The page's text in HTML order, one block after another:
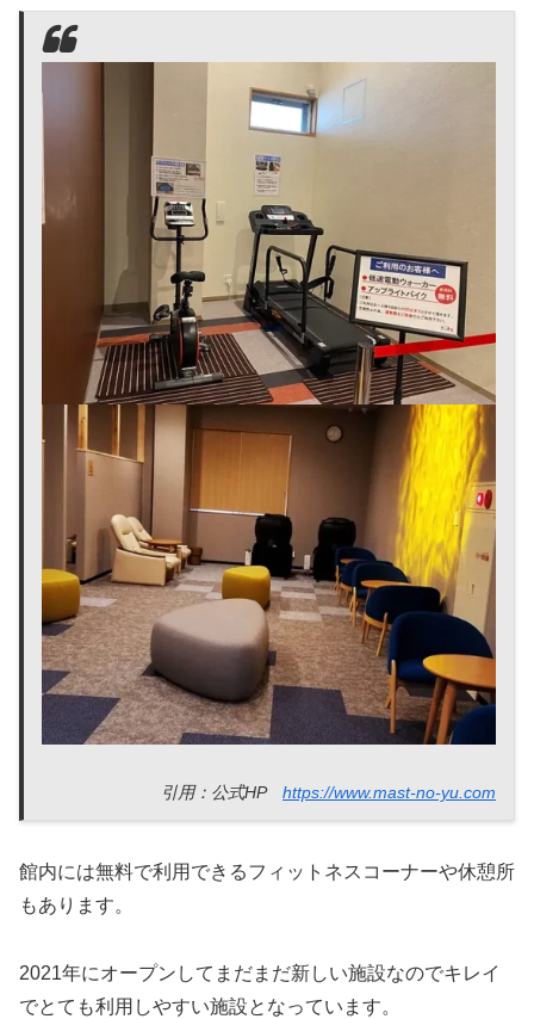
引用：公式HP https://www.mast-no-yu.com
館内には無料で利用できるフィットネスコーナーや休憩所
もあります。
2021年にオープンしてまだまだ新しい施設なのでキレイ
でとても利用しやすい施設となっています。